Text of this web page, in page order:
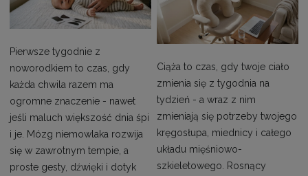
Pierwsze tygodnie z
noworodkiem to czas, gdy
każda chwila razem ma
ogromne znaczenie - nawet
jeśli maluch większość dnia śpi
i je. Mózg niemowlaka rozwija
się w zawrotnym tempie, a
proste gesty, dźwięki i dotyk
Ciąża to czas, gdy twoje ciało
zmienia się z tygodnia na
tydzień - a wraz z nim
zmieniają się potrzeby twojego
kręgosłupa, miednicy i całego
układu mięśniowo-
szkieletowego. Rosnący